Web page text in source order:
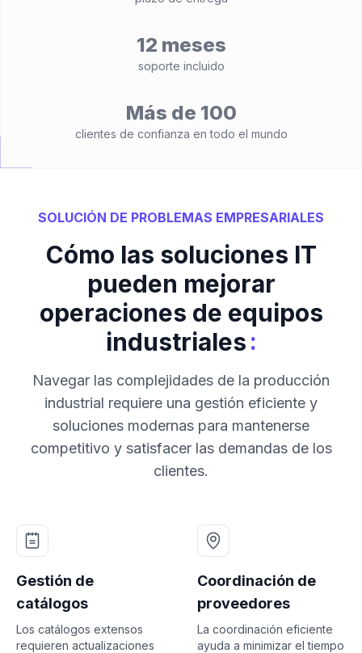
12 meses
soporte incluido
Más de 100
clientes de confianza en todo el mundo
SOLUCIÓN DE PROBLEMAS EMPRESARIALES
Cómo las soluciones IT
pueden mejorar
operaciones de equipos
industriales:
Navegar las complejidades de la producción
industrial requiere una gestión eficiente y
soluciones modernas para mantenerse
competitivo y satisfacer las demandas de los
clientes.
Gestión de
catálogos
Los catálogos extensos
requieren actualizaciones
Coordinación de
proveedores
La coordinación eficiente
ayuda a minimizar el tiempo